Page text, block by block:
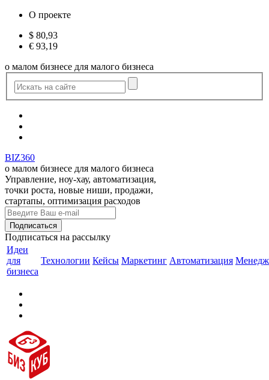
О проекте
$ 80,93
€ 93,19
о малом бизнесе для малого бизнеса
BIZ360
о малом бизнесе для малого бизнеса
Управление, ноу-хау, автоматизация,
точки роста, новые ниши, продажи,
стартапы, оптимизация расходов
Подписаться на рассылку
Идеи
для
бизнеса
Технологии Кейсы Маркетинг Автоматизация